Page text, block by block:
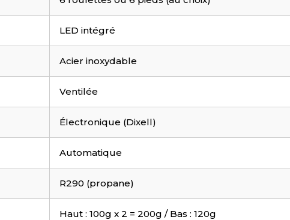
LED intégré
Acier inoxydable
Ventilée
Électronique (Dixell)
Automatique
R290 (propane)
Haut : 100g x 2 = 200g / Bas : 120g